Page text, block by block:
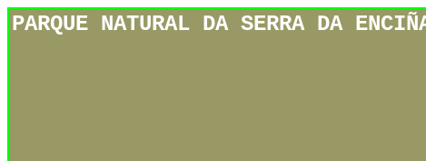
PARQUE NATURAL DA SERRA DA